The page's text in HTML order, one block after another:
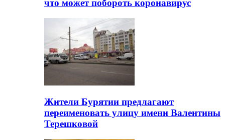
что может побороть коронавирус
Жители Бурятии предлагают
переименовать улицу имени Валентины
Терешковой